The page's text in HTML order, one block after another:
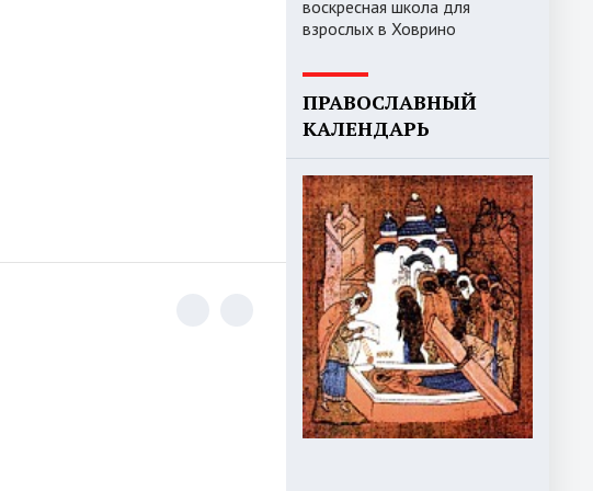
воскресная школа для
взрослых в Ховрино
ПРАВОСЛАВНЫЙ
КАЛЕНДАРЬ